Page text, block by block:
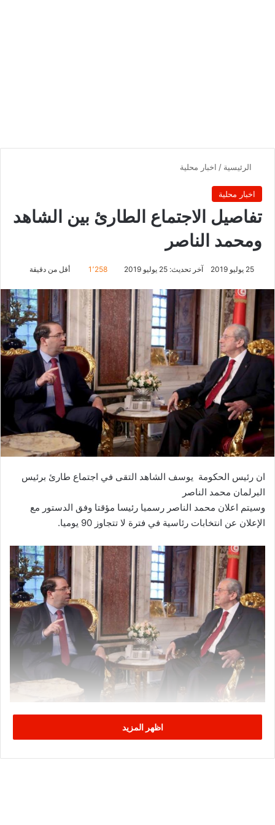
الرئيسية / اخبار محلية
اخبار محلية
تفاصيل الاجتماع الطارئ بين الشاهد
ومحمد الناصر
25 يوليو 2019 آخر تحديث: 25 يوليو 2019 1٬258 أقل من دقيقة
ان رئيس الحكومة يوسف الشاهد التقى في اجتماع طارئ برئيس
البرلمان محمد الناصر
وسيتم اعلان محمد الناصر رسميا رئيسا مؤقتا وفق الدستور مع
الإعلان عن انتخابات رئاسية في فترة لا تتجاوز 90 يوميا.
اظهر المزيد